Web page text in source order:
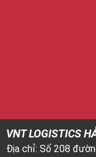
VNT LOGISTICS
Địa chỉ: Số 208